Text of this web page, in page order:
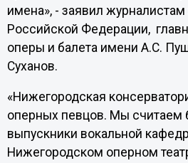
имена», - заявил
Российской Федерации,
оперы и балета имени А.С.
Суханов.
«Нижегородская
оперных певцов. Мы считаем
выпускники вокальной
Нижегородском оперном